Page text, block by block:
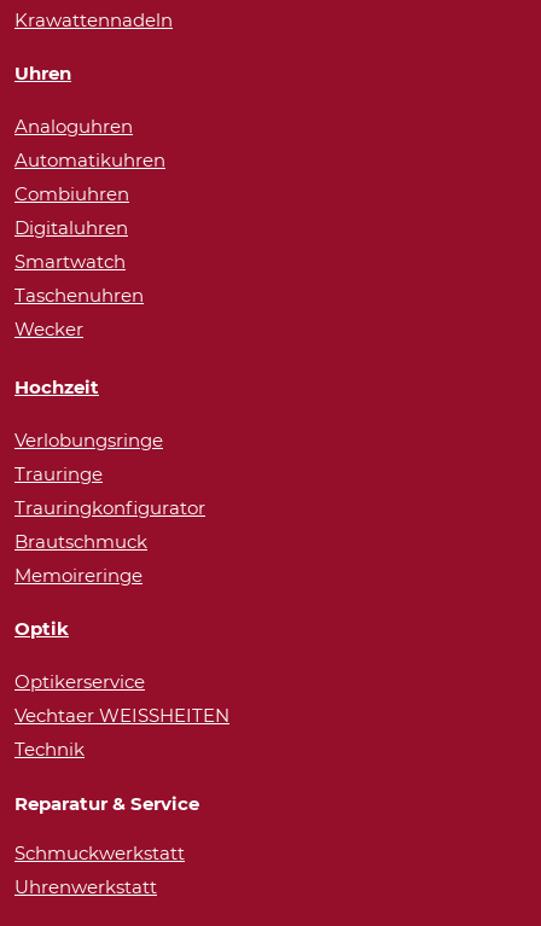
Krawattennadeln
Uhren
Analoguhren
Automatikuhren
Combiuhren
Digitaluhren
Smartwatch
Taschenuhren
Wecker
Hochzeit
Verlobungsringe
Trauringe
Trauringkonfigurator
Brautschmuck
Memoireringe
Optik
Optikerservice
Vechtaer WEISSHEITEN
Technik
Reparatur & Service
Schmuckwerkstatt
Uhrenwerkstatt